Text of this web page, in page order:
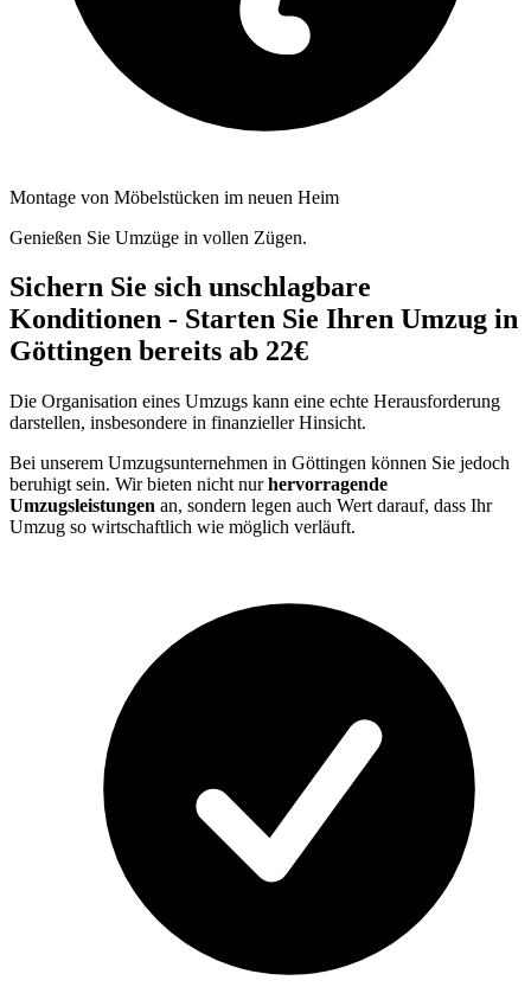
Montage von Möbelstücken im neuen Heim
Genießen Sie Umzüge in vollen Zügen.
Sichern Sie sich unschlagbare
Konditionen - Starten Sie Ihren Umzug in
Göttingen bereits ab 22€
Die Organisation eines Umzugs kann eine echte Herausforderung
darstellen, insbesondere in finanzieller Hinsicht.
Bei unserem Umzugsunternehmen in Göttingen können Sie jedoch
beruhigt sein. Wir bieten nicht nurhervorragende
Umzugsleistungen an, sondern legen auch Wert darauf, dass Ihr
Umzug so wirtschaftlich wie möglich verläuft.